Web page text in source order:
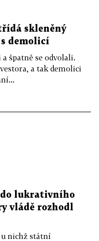
skleněný
demolicí
špatně se odvolali.
a tak demolici
lukrativního
vládě rozhodl
nichž státní